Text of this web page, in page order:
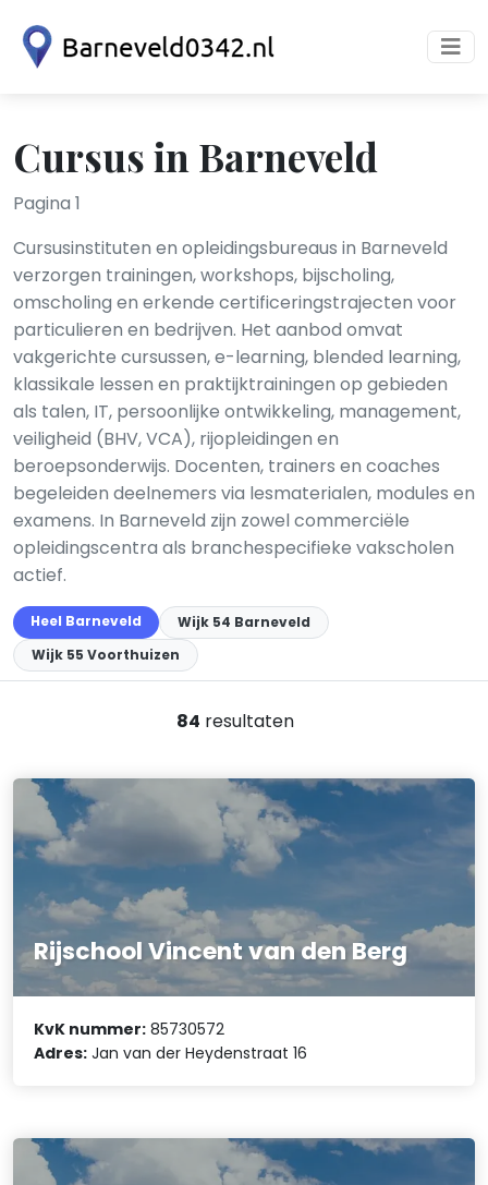
Cursus in Barneveld
Pagina 1
Cursusinstituten en opleidingsbureaus in Barneveld
verzorgen trainingen, workshops, bijscholing,
omscholing en erkende certificeringstrajecten voor
particulieren en bedrijven. Het aanbod omvat
vakgerichte cursussen, e-learning, blended learning,
klassikale lessen en praktijktrainingen op gebieden
als talen, IT, persoonlijke ontwikkeling, management,
veiligheid (BHV, VCA), rijopleidingen en
beroepsonderwijs. Docenten, trainers en coaches
begeleiden deelnemers via lesmaterialen, modules en
examens. In Barneveld zijn zowel commerciële
opleidingscentra als branchespecifieke vakscholen
actief.
Heel Barneveld
Wijk 54 Barneveld
Wijk 55 Voorthuizen
84 resultaten
Rijschool Vincent van den Berg
KvK nummer: 85730572
Adres: Jan van der Heydenstraat 16